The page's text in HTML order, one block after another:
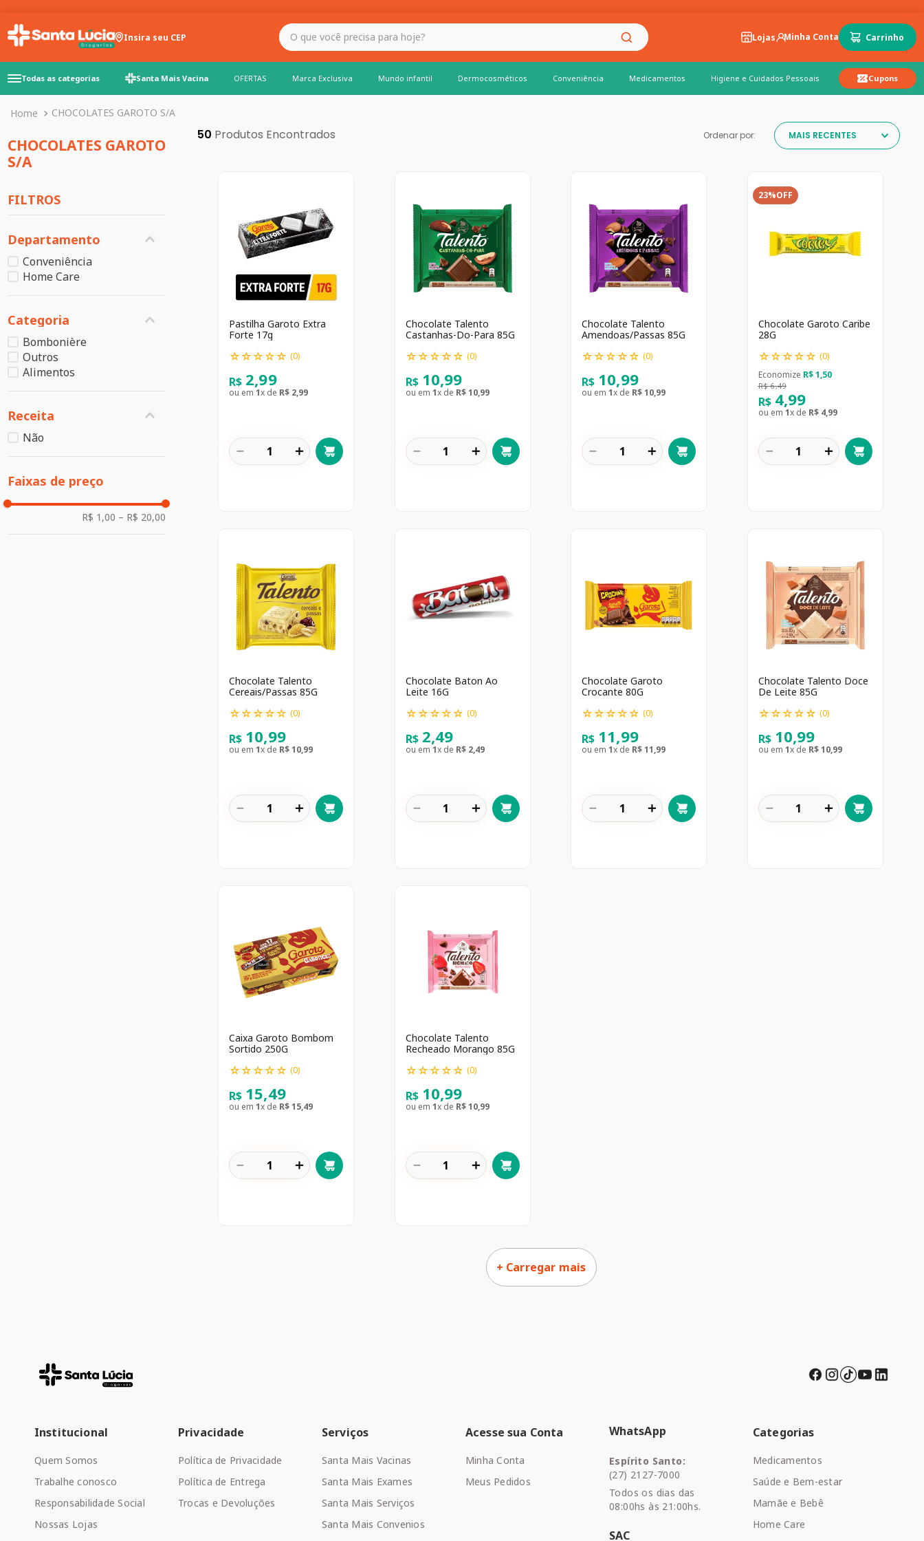
Insira seu CEP
O que você precisa para hoje?
Lojas
Todas as categorias Santa Mais Vacina OFERTAS Marca Exclusiva Mundo infantil Dermocosméticos Conveniência Medicamentos Higiene e Cuidados Pessoais Cupons
CHOCOLATES GAROTO S/A
CHOCOLATES GAROTO
S/A
FILTROS
Departamento
Conveniência
Home Care
Categoria
Bombonière
Outros
Alimentos
Receita
Não
Faixas de preço
R$ 1,00 – R$ 20,00
50 Ordenar por: MAIS RECENTES
Pastilha Garoto Extra
Forte 17g
☆☆☆☆☆ (0)
R$ 2,99
ou em 1x de R$ 2,99
＋
－
Chocolate Talento
Castanhas-Do-Para 85G
☆☆☆☆☆ (0)
R$ 10,99
ou em 1x de R$ 10,99
＋
－
Chocolate Talento
Amendoas/Passas 85G
☆☆☆☆☆ (0)
R$ 10,99
ou em 1x de R$10,99
＋
－
23%OFF
Chocolate Garoto Caribe
28G
☆☆☆☆☆ (0)
Economize R$ 1,50
R$ 6,49
R$ 4,99
ou em 1x de R$ 4,99
＋
－
Chocolate Talento
Cereais/Passas 85G
☆☆☆☆☆ (0)
R$ 10,99
ou em 1x de R$10,99
＋
－
Chocolate Baton Ao
Leite 16G
☆☆☆☆☆ (0)
R$ 2,49
ou em 1x de R$ 2,49
＋
－
Chocolate Garoto
Crocante 80G
☆☆☆☆☆ (0)
R$ 11,99
ou em 1x de R$11,99
＋
－
Chocolate Talento Doce
De Leite 85G
☆☆☆☆☆ (0)
R$ 10,99
ou em 1x de R$ 10,99
＋
－
Caixa Garoto Bombom
Sortido 250G
☆☆☆☆☆ (0)
R$ 15,49
ou em 1x de R$15,49
＋
－
Chocolate Talento
Recheado Morango 85G
☆☆☆☆☆ (0)
R$ 10,99
ou em 1x de R$ 10,99
＋
－
Institucional
Quem Somos
Trabalhe conosco
Responsabilidade Social
Nossas Lojas
Privacidade
Política de Privacidade
Política de Entrega
Trocas e Devoluções
Serviços
Santa Mais Vacinas
Santa Mais Exames
Santa Mais Serviços
Santa Mais Convenios
Acesse sua Conta
Minha Conta
Meus Pedidos
WhatsApp
Espírito Santo:
(27) 2127-7000
Todos os dias das
08:00hs às 21:00hs.
SAC
Categorias
Medicamentos
Saúde e Bem-estar
Mamãe e Bebê
Home Care